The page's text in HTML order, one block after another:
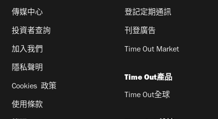
傳媒中心
投資者查詢
加入我們
隱私聲明
Cookies 政策
使用條款
登記定期通訊
刊登廣告
Time Out Market
Time Out產品
Time Out全球